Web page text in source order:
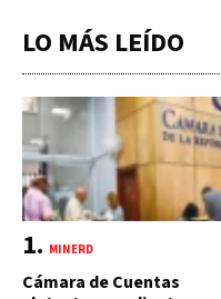
LO MÁS LEÍDO
MINERD
Cámara de Cuentas